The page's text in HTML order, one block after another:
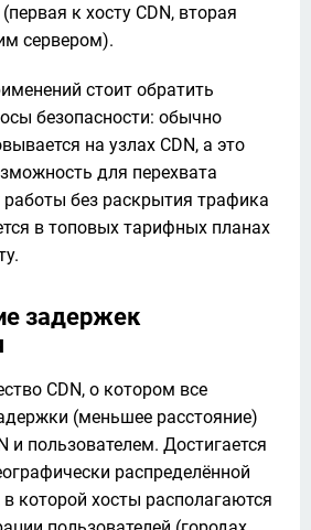
к хосту CDN, вторая
сервером).
стоит обратить
безопасности: обычно
на узлах CDN, а это
для перехвата
без раскрытия трафика
в топовых тарифных планах
задержек
CDN, о котором все
(меньшее расстояние)
и пользователем. Достигается
распределённой
в которой хосты располагаются